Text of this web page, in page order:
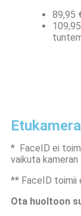
89,95
* FaceID ei
vaikuta
** FaceID toimii
Ota huoltoon